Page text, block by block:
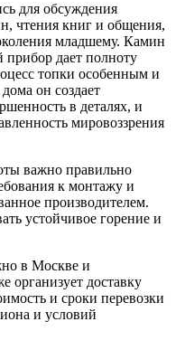
для обсуждения
чтения книг и общения,
младшему. Камин
прибор дает полноту
топки особенным и
он создает
в деталях, и
мировоззрения
важно правильно
к монтажу и
производителем.
устойчивое горение и
в Москве и
доставку
и сроки перевозки
и условий